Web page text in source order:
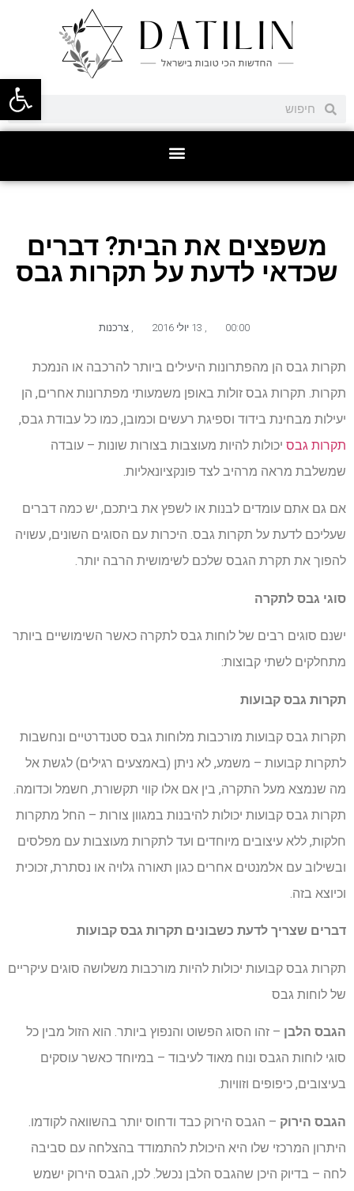
פתח
משפצים את הבית? דברים
שכדאי לדעת על תקרות גבס
00:00
,
, צרכנות
תקרות גבס הן מהפתרונות היעילים ביותר להרכבה או הנמכת
תקרות. תקרות גבס זולות באופן משמעותי מפתרונות אחרים, הן
יעילות מבחינת בידוד וספיגת רעשים וכמובן, כמו כל עבודת גבס,
תקרות גבס יכולות להיות מעוצבות בצורות שונות – עובדה
שמשלבת מראה מרהיב לצד פונקציונאליות.
אם גם אתם עומדים לבנות או לשפץ את ביתכם, יש כמה דברים
שעליכם לדעת על תקרות גבס. היכרות עם הסוגים השונים, עשויה
להפוך את תקרת הגבס שלכם לשימושית הרבה יותר.
סוגי גבס לתקרה
ישנם סוגים רבים של לוחות גבס לתקרה כאשר השימושיים ביותר
מתחלקים לשתי קבוצות:
תקרות גבס קבועות
תקרות גבס קבועות מורכבות מלוחות גבס סטנדרטיים ונחשבות
לתקרות קבועות – משמע, לא ניתן (באמצעים רגילים) לגשת אל
מה שנמצא מעל התקרה, בין אם אלו קווי תקשורת, חשמל וכדומה.
תקרות גבס קבועות יכולות להיבנות במגוון צורות – החל מתקרות
חלקות, ללא עיצובים מיוחדים ועד לתקרות מעוצבות עם מפלסים
ובשילוב עם אלמנטים אחרים כגון תאורה גלויה או נסתרת, זכוכית
וכיוצא בזה.
דברים שצריך לדעת כשבונים תקרות גבס קבועות
תקרות גבס קבועות יכולות להיות מורכבות משלושה סוגים עיקריים
של לוחות גבס
הגבס הלבן – זהו הסוג הפשוט והנפוץ ביותר. הוא הזול מבין כל
סוגי לוחות הגבס ונוח מאוד לעיבוד – במיוחד כאשר עוסקים
בעיצובים, כיפופים וזוויות.
הגבס הירוק – הגבס הירוק כבד ודחוס יותר בהשוואה לקודמו.
היתרון המרכזי שלו היא היכולת להתמודד בהצלחה עם סביבה
לחה – בדיוק היכן שהגבס הלבן נכשל. לכן, הגבס הירוק ישמש